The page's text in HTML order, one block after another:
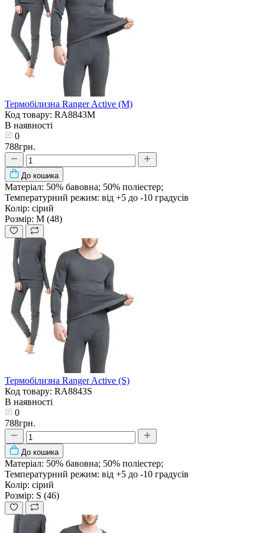
Термобілизна Ranger Active (M)
Код товару: RA8843M
В наявності
0
788грн.
До кошика
Матеріал: 50% бавовна; 50% поліестер;
Температурний режим: від +5 до -10 градусів
Колір: сірий
Розмір: M (48)
Термобілизна Ranger Active (S)
Код товару: RA8843S
В наявності
0
788грн.
До кошика
Матеріал: 50% бавовна; 50% поліестер;
Температурний режим: від +5 до -10 градусів
Колір: сірий
Розмір: S (46)